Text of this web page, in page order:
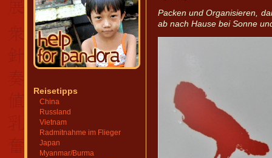
Reisetipps
China
Russland
Vietnam
Radmitnahme im Flieger
Japan
Myanmar/Burma
Packen und Organisieren,
ab nach Hause bei Sonne